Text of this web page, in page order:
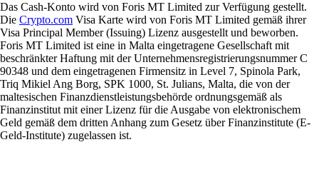
Das Cash-Konto wird von Foris MT Limited zur Verfügung gestellt.
Die Crypto.com Visa Karte wird von Foris MT Limited gemäß ihrer
Visa Principal Member (Issuing) Lizenz ausgestellt und beworben.
Foris MT Limited ist eine in Malta eingetragene Gesellschaft mit
beschränkter Haftung mit der Unternehmensregistrierungsnummer C
90348 und dem eingetragenen Firmensitz in Level 7, Spinola Park,
Triq Mikiel Ang Borg, SPK 1000, St. Julians, Malta, die von der
maltesischen Finanzdienstleistungsbehörde ordnungsgemäß als
Finanzinstitut mit einer Lizenz für die Ausgabe von elektronischem
Geld gemäß dem dritten Anhang zum Gesetz über Finanzinstitute (E-
Geld-Institute) zugelassen ist.